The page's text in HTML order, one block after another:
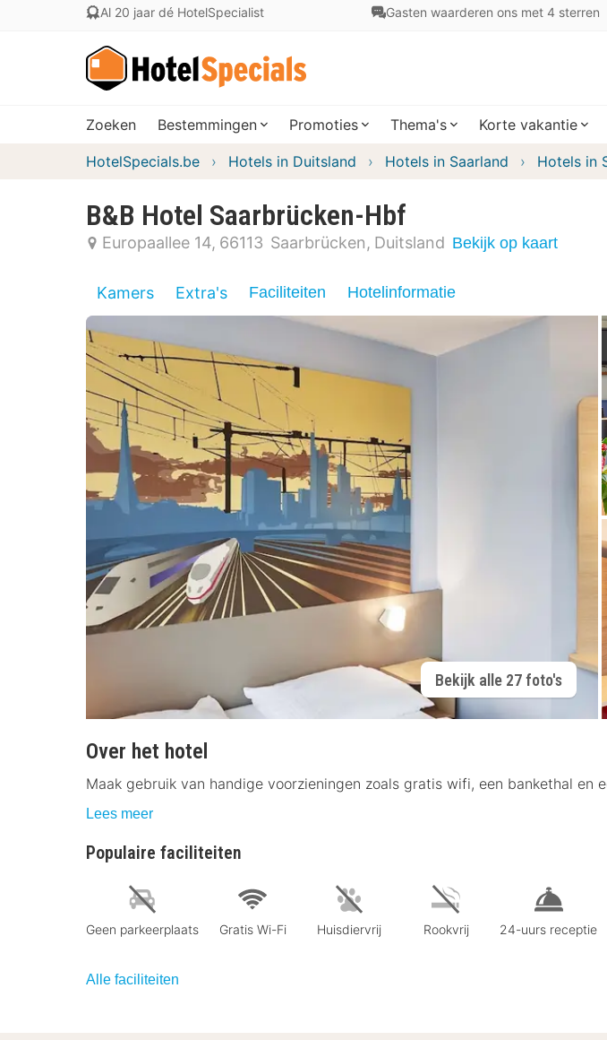
Al 20 jaar dé HotelSpecialist Gasten waarderen ons met 4 sterren
Zoeken Bestemmingen Promoties Thema's Korte vakantie
HotelSpecials.be Hotels in Duitsland Hotels in Saarland Hotels in
B&B Hotel Saarbrücken-Hbf
Europaallee 14 66113 Saarbrücken Duitsland Bekijk op kaart
Kamers Extra's Faciliteiten Hotelinformatie
Bekijk alle 27 foto's
Over het hotel
Maak gebruik van handige voorzieningen zoals gratis wifi, een bankethal en
Lees meer
Populaire faciliteiten
Geen parkeerplaats Gratis Wi-Fi Huisdiervrij Rookvrij 24-uurs receptie
Alle faciliteiten